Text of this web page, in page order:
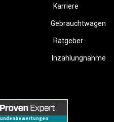
Karriere
Gebrauchtwagen
Ratgeber
Inzahlungnahme